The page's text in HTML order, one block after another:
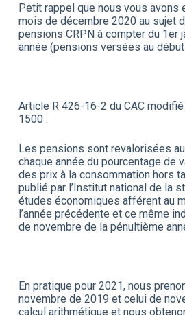
Petit rappel que nous vous avons
mois de décembre 2020 au sujet
pensions CRPN à compter du 1er
année (pensions versées au
Article R 426-16-2 du CAC
1500 :
Les pensions sont revalorisées
chaque année du pourcentage de
des prix à la consommation hors
publié par l’Institut national de la
études économiques afférent au
l’année précédente et ce même
de novembre de la pénultième
En pratique pour 2021, nous
novembre de 2019 et celui de
calcul arithmétique et nous